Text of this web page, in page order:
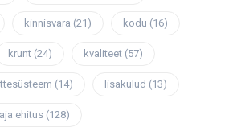
kinnisvara (21) kodu (16)
krunt (24) kvaliteet (57)
(14) lisakulud (13)
ehitus (128)